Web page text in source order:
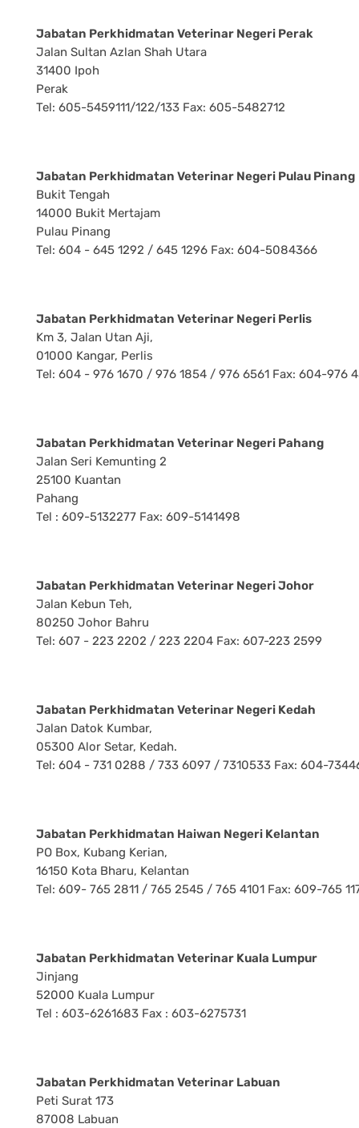
Jabatan Perkhidmatan Veterinar Negeri Perak
Jalan Sultan Azlan Shah Utara
31400 Ipoh
Perak
Tel: 605-5459111/122/133 Fax: 605-5482712
Jabatan Perkhidmatan Veterinar Negeri Pulau Pinang
Bukit Tengah
14000 Bukit Mertajam
Pulau Pinang
Tel: 604 - 645 1292 / 645 1296 Fax: 604-5084366
Jabatan Perkhidmatan Veterinar Negeri Perlis
Km 3, Jalan Utan Aji,
01000 Kangar, Perlis
Tel: 604 - 976 1670 / 976 1854 / 976 6561 Fax: 604-976
Jabatan Perkhidmatan Veterinar Negeri Pahang
Jalan Seri Kemunting 2
25100 Kuantan
Pahang
Tel : 609-5132277 Fax: 609-5141498
Jabatan Perkhidmatan Veterinar Negeri Johor
Jalan Kebun Teh,
80250 Johor Bahru
Tel: 607 - 223 2202 / 223 2204 Fax: 607-223 2599
Jabatan Perkhidmatan Veterinar Negeri Kedah
Jalan Datok Kumbar,
05300 Alor Setar, Kedah.
Tel: 604 - 731 0288 / 733 6097 / 7310533 Fax: 604-
Jabatan Perkhidmatan Haiwan Negeri Kelantan
PO Box, Kubang Kerian,
16150 Kota Bharu, Kelantan
Tel: 609- 765 2811 / 765 2545 / 765 4101 Fax: 609-765
Jabatan Perkhidmatan Veterinar Kuala Lumpur
Jinjang
52000 Kuala Lumpur
Tel : 603-6261683 Fax : 603-6275731
Jabatan Perkhidmatan Veterinar Labuan
Peti Surat 173
87008 Labuan